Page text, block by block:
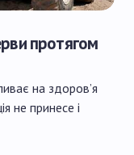
протягом
на здоров’я
не принесе і